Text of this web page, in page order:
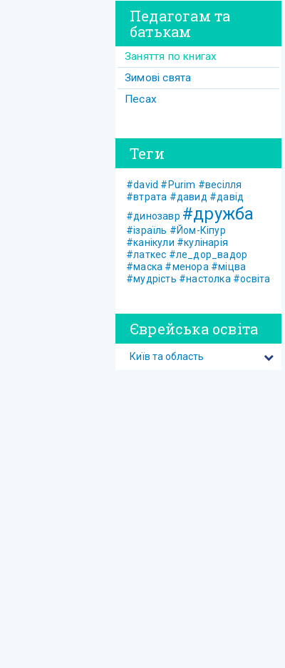
Педагогам та
батькам
Заняття по книгах
Зимові свята
Песах
Теги
#david #Purim #весілля
#втрата #давид #давід
#динозавр #дружба
#ізраїль #Йом-Кіпур
#канікули #кулінарія
#латкес #ле_дор_вадор
#маска #менора #міцва
#мудрість #настолка #освіта
Єврейська освіта